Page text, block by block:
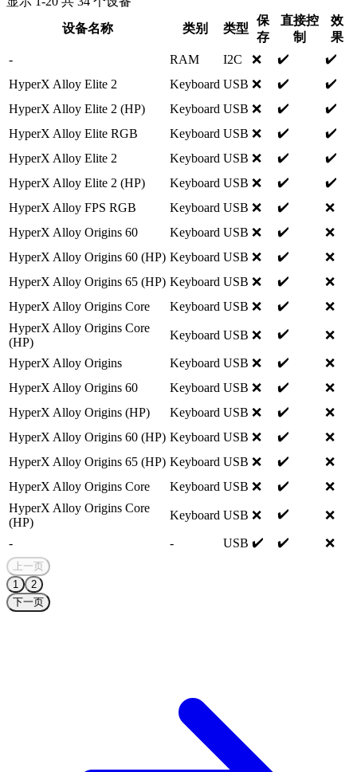
设备名称
类别 类型
保
存
直接控
制
效
果
-
RAM I2C ❌ ✔️
✔️
HyperX Alloy Elite 2
Keyboard USB ❌ ✔️
✔️
HyperX Alloy Elite 2 (HP)
Keyboard USB ❌ ✔️
✔️
HyperX Alloy Elite RGB
Keyboard USB ❌ ✔️
✔️
HyperX Alloy Elite 2
Keyboard USB ❌ ✔️
✔️
HyperX Alloy Elite 2 (HP)
Keyboard USB ❌ ✔️
✔️
HyperX Alloy FPS RGB
Keyboard USB ❌ ✔️
❌
HyperX Alloy Origins 60
Keyboard USB ❌ ✔️
❌
HyperX Alloy Origins 60 (HP) Keyboard USB ❌ ✔️
❌
HyperX Alloy Origins 65 (HP) Keyboard USB ❌ ✔️
❌
HyperX Alloy Origins Core
Keyboard USB ❌ ✔️
❌
HyperX Alloy Origins Core
(HP)
Keyboard USB ❌ ✔️ ❌
HyperX Alloy Origins Keyboard USB ❌ ✔️
❌
HyperX Alloy Origins 60
Keyboard USB ❌ ✔️
❌
HyperX Alloy Origins (HP)
Keyboard USB ❌ ✔️
❌
HyperX Alloy Origins 60 (HP) Keyboard USB ❌ ✔️
❌
HyperX Alloy Origins 65 (HP) Keyboard USB ❌ ✔️
❌
HyperX Alloy Origins Core
Keyboard USB ❌ ✔️
❌
HyperX Alloy Origins Core
(HP)
Keyboard USB ❌ ✔️ ❌
- - USB ✔️ ✔️ ❌
上一页
1
2
下一页